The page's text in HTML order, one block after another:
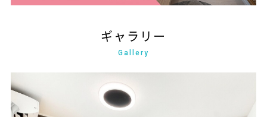
ギャラリー
Gallery